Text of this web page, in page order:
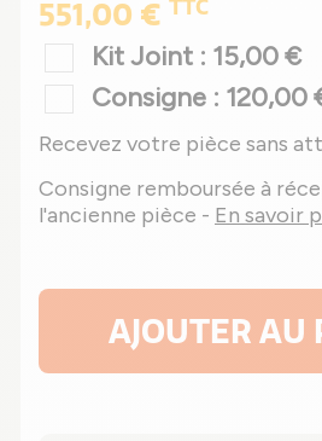
551,00 € TTC
Kit Joint : 15,00 €
Consigne : 120,00
Recevez votre pièce sans
Consigne remboursée à
l'ancienne pièce - En savoir
AJOUTER AU